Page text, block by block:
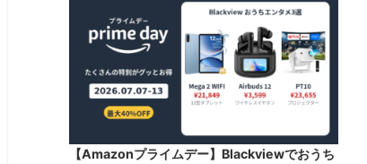
【Amazonプライムデー】Blackviewでおうち